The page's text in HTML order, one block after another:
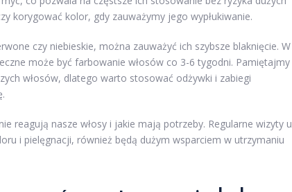
korygować kolor, gdy zauważymy jego wypłukiwanie.
czy niebieskie, można zauważyć ich szybsze blaknięcie. W
może być farbowanie włosów co 3-6 tygodni. Pamiętajmy
włosów, dlatego warto stosować odżywki i zabiegi
reagują nasze włosy i jakie mają potrzeby. Regularne wizyty u
i pielęgnacji, również będą dużym wsparciem w utrzymaniu